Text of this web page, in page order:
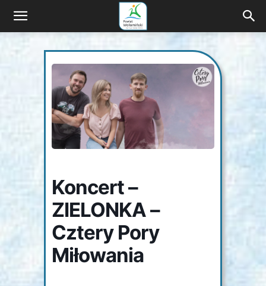
Wyprawa
i
Koncert –
ZIELONKA –
Cztery Pory
Miłowania